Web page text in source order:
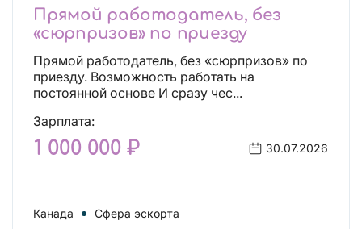
Прямой работодатель, без
«сюрпризов» по приезду
Прямой работодатель, без «сюрпризов» по
приезду. Возможность работать на
постоянной основе И сразу чес...
Зарплата:
1 000 000 ₽ 30.07.2026
Канада Сфера эскорта